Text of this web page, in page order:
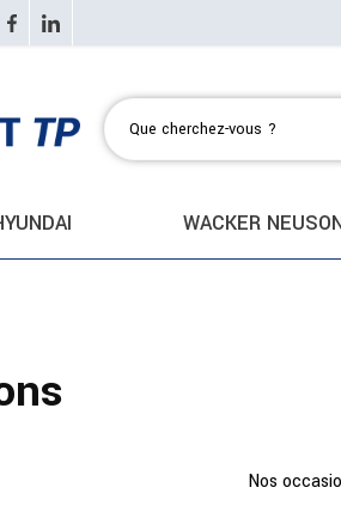
WACKER
Nos